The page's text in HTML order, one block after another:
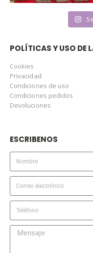
POLÍTICAS Y USO DE
Cookies
Privacidad
Condiciones de uso
Condiciones pedidos
Devoluciones
ESCRIBENOS